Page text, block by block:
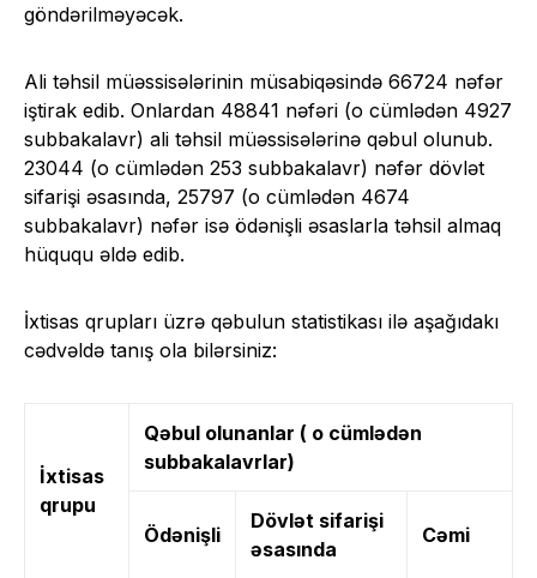
göndərilməyəcək.
Ali təhsil müəssisələrinin müsabiqəsində 66724 nəfər
iştirak edib. Onlardan 48841 nəfəri (o cümlədən 4927
subbakalavr) ali təhsil müəssisələrinə qəbul olunub.
23044 (o cümlədən 253 subbakalavr) nəfər dövlət
sifarişi əsasında, 25797 (o cümlədən 4674
subbakalavr) nəfər isə ödənişli əsaslarla təhsil almaq
hüququ əldə edib.
İxtisas qrupları üzrə qəbulun statistikası ilə aşağıdakı
cədvəldə tanış ola bilərsiniz:
İxtisas
qrupu
Qəbul olunanlar ( o cümlədən
subbakalavrlar)
Ödənişli
Dövlət sifarişi
əsasında
Cəmi